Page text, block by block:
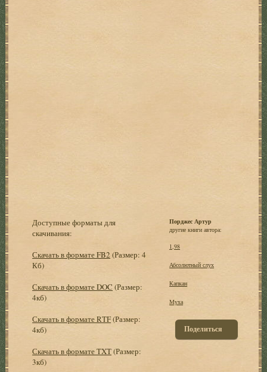
Доступные форматы для
скачивания:
Скачать в формате FB2 (Размер: 4
Кб)
Скачать в формате DOC (Размер:
4кб)
Скачать в формате RTF(Размер:
4кб)
Скачать в формате TXT(Размер:
3кб)
Порджес Артур
другие книги автора:
1,98
Абсолютный слух
Капкан
Муха
Поделиться